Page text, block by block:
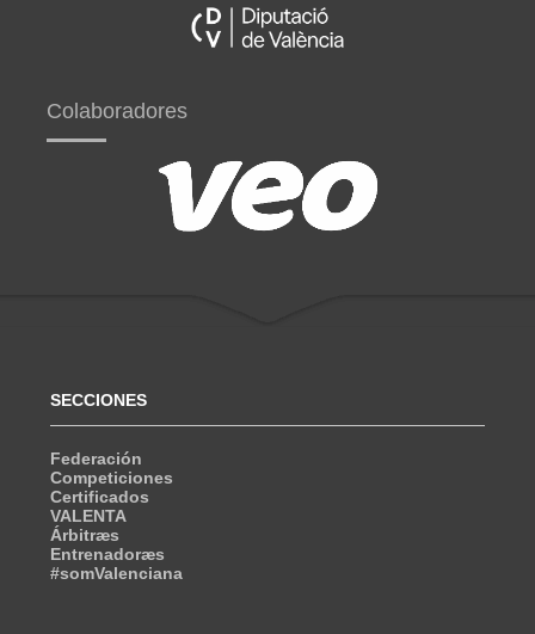
Colaboradores
SECCIONES
Federación
Competiciones
Certificados
VALENTA
Árbitræs
Entrenadoræs
#somValenciana